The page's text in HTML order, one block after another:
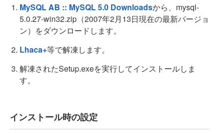
MySQL AB :: MySQL 5.0 Downloadsから、mysql-
5.0.27-win32.zip（2007年2月13日現在の最新バージョ
ン）をダウンロードします。
Lhaca+等で解凍します。
解凍されたSetup.exeを実行してインストールしま
す。
インストール時の設定